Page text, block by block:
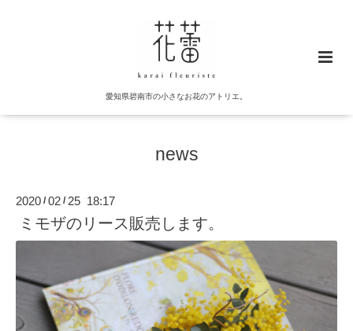
愛知県碧南市の小さなお花のアトリエ。
news
2020 /02 / 25 18:17
ミモザのリース販売します。